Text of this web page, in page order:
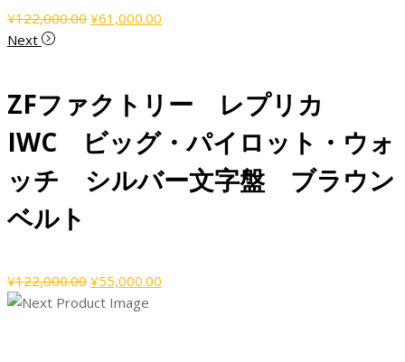
¥122,000.00 元
は
¥122,000.00
で
し
た。
¥61,000.00
格
¥61,000.00
で
す。
Next
ZFファクトリー レプリカ
IWC ビッグ・パイロット・ウォ
ッチ シルバー文字盤 ブラウン
ベルト
¥122,000.00 元
の
¥55,000.00